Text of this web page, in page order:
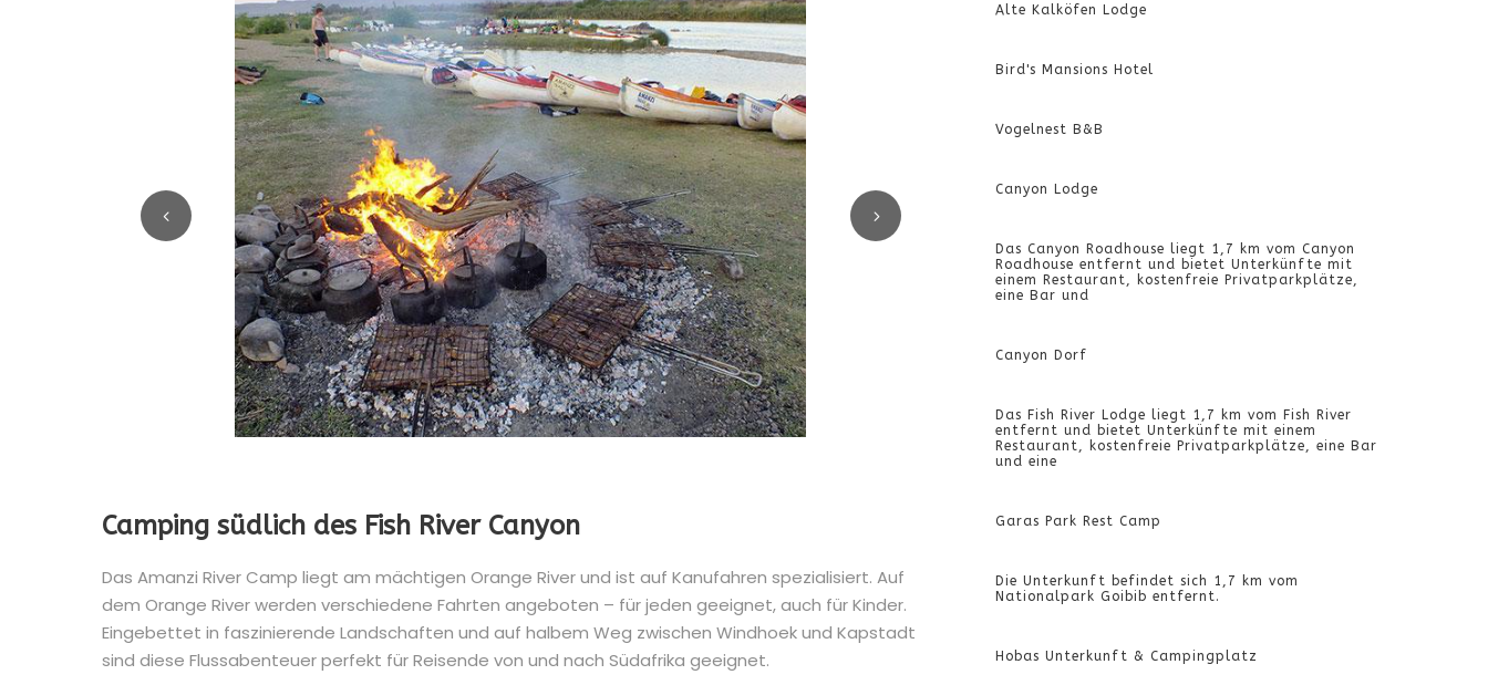
Camping südlich des Fish River Canyon
Das Amanzi River Camp liegt am mächtigen Orange River und ist auf Kanufahren spezialisiert. Auf
dem Orange River werden verschiedene Fahrten angeboten – für jeden geeignet, auch für Kinder.
Eingebettet in faszinierende Landschaften und auf halbem Weg zwischen Windhoek und Kapstadt
sind diese Flussabenteuer perfekt für Reisende von und nach Südafrika geeignet.
Alte Kalköfen Lodge
Bird's Mansions Hotel
Vogelnest B&B
Canyon Lodge
Das Canyon Roadhouse liegt 1,7 km vom Canyon
Roadhouse entfernt und bietet Unterkünfte mit
einem Restaurant, kostenfreie Privatparkplätze,
eine Bar und
Canyon Dorf
Das Fish River Lodge liegt 1,7 km vom Fish River
entfernt und bietet Unterkünfte mit einem
Restaurant, kostenfreie Privatparkplätze, eine Bar
und eine
Garas Park Rest Camp
Die Unterkunft befindet sich 1,7 km vom
Nationalpark Goibib entfernt.
Hobas Unterkunft & Campingplatz